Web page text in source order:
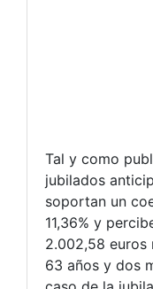
Tal y como
jubilados
soportan un
11,36% y
2.002,58 euros
63 años y dos